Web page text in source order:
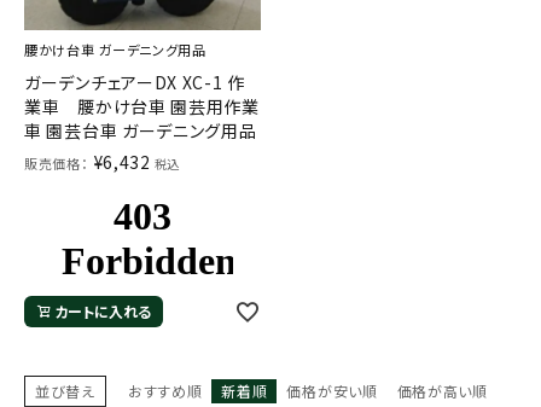
腰かけ台車 ガーデニング用品
ガーデンチェアーDX XC-1 作
業車 腰かけ台車 園芸用作業
車 園芸台車 ガーデニング用品
販売価格： ¥6,432 税込
カートに入れる
並び替え おすすめ順 新着順 価格が安い順 価格が高い順